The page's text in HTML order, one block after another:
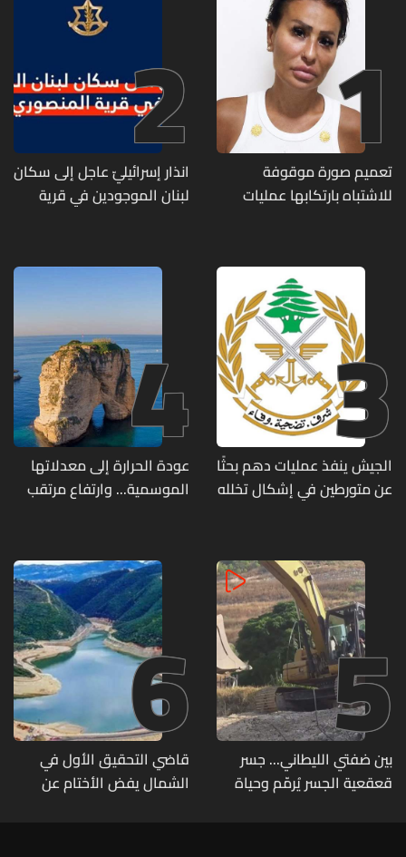
1
تعميم صورة موقوفة
للاشتباه بارتكابها عمليات
2
انذار إسرائيليّ عاجل إلى سكان
لبنان الموجودين في قرية
3
الجيش ينفذ عمليات دهم بحثًا
عن متورطين في إشكال تخلله
مزروعة بالماريجوانا
4
عودة الحرارة إلى معدلاتها
الموسمية... وارتفاع مرتقب
5
بين ضفتي الليطاني... جسر
قعقعية الجسر يُرمّم وحياة
6
قاضي التحقيق الأول في
الشمال يفض الأختام عن